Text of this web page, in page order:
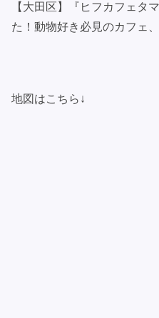
【大田区】『ヒフカフェタ
た！動物好き必見のカフェ
地図はこちら↓